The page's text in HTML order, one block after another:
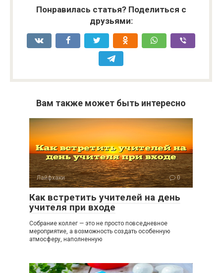
Понравилась статья? Поделиться с
друзьями:
Вам также может быть интересно
Лайфхаки 0
Как встретить учителей на день
учителя при входе
Собрание коллег — это не просто повседневное
мероприятие, а возможность создать особенную
атмосферу, наполненную